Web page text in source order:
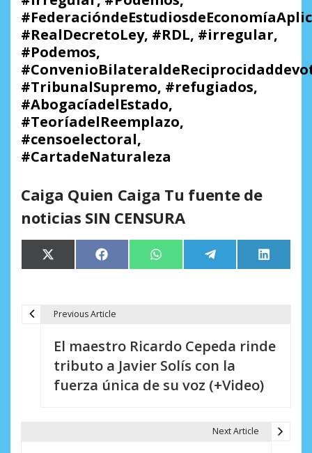
#RealDecretoLey, #RDL, #irregular,
#Podemos,
#TribunalSupremo, #refugiados,
#AbogacíadelEstado,
#TeoríadelReemplazo,
#censoelectoral,
#CartadeNaturaleza
Caiga Quien Caiga Tu fuente de
noticias SIN CENSURA
Compartir
en
X
(Twitter)
Compartir
en
Facebook Compartir
en
WhatsApp Compartir
en
Telegram
en
LinkedIn
Previous Article
El maestro Ricardo Cepeda rinde
tributo a Javier Solís con la
fuerza única de su voz (+Video)
Next Article